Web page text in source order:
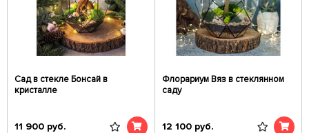
Сад в стекле Бонсай в
кристалле
11 900 руб.
Флорариум Вяз в стеклянном
саду
12 100 руб.